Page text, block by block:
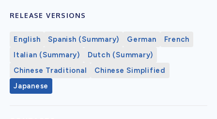
RELEASE VERSIONS
English Spanish (Summary) German
French
Italian (Summary)
Dutch (Summary)
Chinese Traditional
Chinese Simplified
Japanese